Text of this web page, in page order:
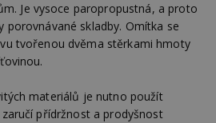
Je vysoce paropropustná, a proto
porovnávané skladby. Omítka se
tvořenou dvěma stěrkami hmoty
materiálů je nutno použít
přídržnost a prodyšnost